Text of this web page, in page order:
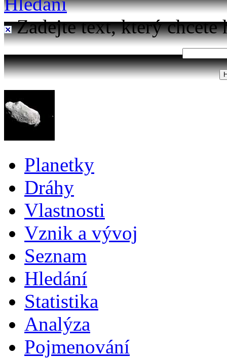
Zadejte text, který chcete
Planetky
Dráhy
Vlastnosti
Vznik a vývoj
Seznam
Hledání
Statistika
Analýza
Pojmenování